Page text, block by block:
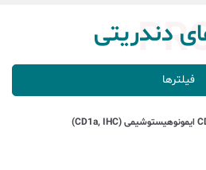
دندریتی
فیلترها